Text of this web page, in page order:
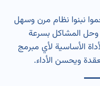
نبنوا نظام مرن وسهل
المشاكل بسرعة
الأساسية لأي مبرمج
ويحسن الأداء.